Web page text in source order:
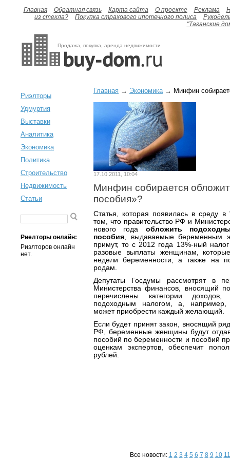
Главная Обратная связь Карта сайта О проекте Реклама
из стекла?
Покупка страхового ипотечного полиса
"Таганские
Продажа, покупка, аренда недвижимости
Риэлторы
Удмуртия
Выставки
Аналитика
Экономика
Политика
Строительство
Недвижимость
Статьи
Риелторы онлайн:
Риэлторов онлайн
нет.
Главная → Экономика→ Минфин
17.10.2011, 10:04
Минфин собирается
пособия»?
Статья, которая появилась в среду
том, что правительство РФ и
нового года обложить
пособия, выдаваемые беременным
примут, то с 2012 года 13%-ный
разовые выплаты женщинам,
недели беременности, а также на
родам.
Депутаты Госдумы рассмотрят в
Министерства финансов, вносящий
перечислены категории
подоходным налогом, а, например,
может приобрести каждый желающий.
Если будет принят закон, вносящий
РФ, беременные женщины будут
пособий по беременности и пособий
оценкам экспертов, обеспечит
рублей.
Все новости: 1 2 3 4 5 6 7 8 9 10 11